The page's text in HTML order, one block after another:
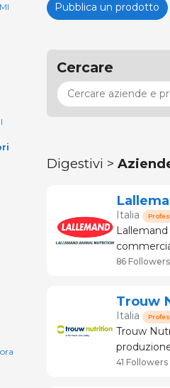
Pubblica un prodotto
Cercare
Digestivi >
Italia
nutrizione
86 Followers
Trouw
Italia
Trouw
41 Followers